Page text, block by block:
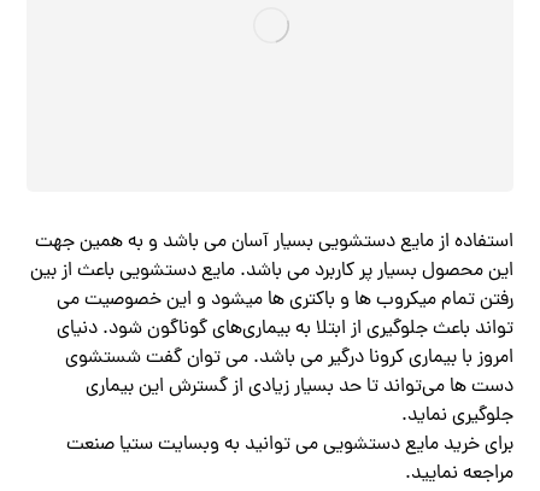
استفاده از مایع دستشویی بسیار آسان می باشد و به همین جهت
این محصول بسیار پر کاربرد می باشد. مایع دستشویی باعث از بین
رفتن تمام میکروب ها و باکتری ها میشود و این خصوصیت می
تواند باعث جلوگیری از ابتلا به بیماری‌های گوناگون شود. دنیای
امروز با بیماری کرونا درگیر می باشد. می توان گفت شستشوی
دست ها می‌تواند تا حد بسیار زیادی از گسترش این بیماری
جلوگیری نماید.
برای خرید مایع دستشویی می توانید به وبسایت ستیا صنعت
مراجعه نمایید.